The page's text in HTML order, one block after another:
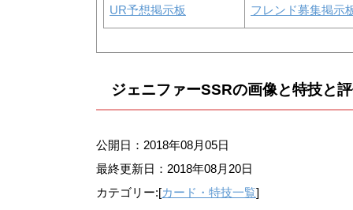
UR予想掲示板 フレンド募集掲示
ジェニファーSSRの画像と特技と
公開日：2018年08月05日
最終更新日： 2018年08月20日
カテゴリー:[カード・特技一覧]